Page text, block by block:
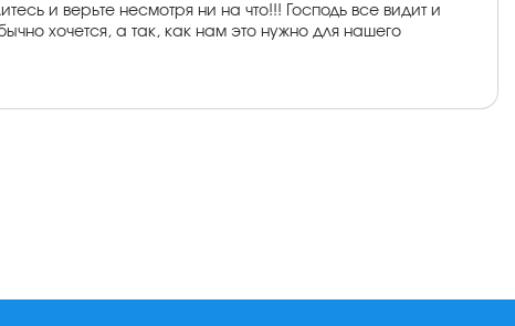
и верьте несмотря ни на что!!! Господь все видит и
хочется, а так, как нам это нужно для нашего